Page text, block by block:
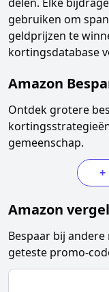
gebruiken om
geldprijzen te
kortingsdatabase
Amazon
Ontdek grotere
gemeenschap.
+
Amazon
Bespaar bij
geteste promo-